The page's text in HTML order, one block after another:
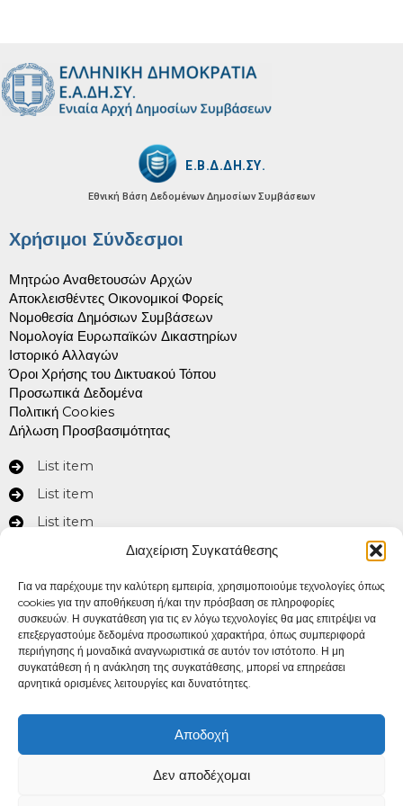
Διαχείριση Συγκατάθεσης
Για να παρέχουμε την καλύτερη εμπειρία, χρησιμοποιούμε τεχνολογίες όπως
cookies για την αποθήκευση ή/και την πρόσβαση σε πληροφορίες
συσκευών. Η συγκατάθεση για τις εν λόγω τεχνολογίες θα μας επιτρέψει να
επεξεργαστούμε δεδομένα προσωπικού χαρακτήρα, όπως συμπεριφορά
περιήγησης ή μοναδικά αναγνωριστικά σε αυτόν τον ιστότοπο. Η μη
συγκατάθεση ή η ανάκληση της συγκατάθεσης, μπορεί να επηρεάσει
αρνητικά ορισμένες λειτουργίες και δυνατότητες.
Αποδοχή
Δεν αποδέχομαι
Ε.Β.Δ.ΔΗ.ΣΥ.
Εθνική Βάση Δεδομένων Δημοσίων Συμβάσεων
Χρήσιμοι Σύνδεσμοι
Μητρώο Αναθετουσών Αρχών
Αποκλεισθέντες Οικονομικοί Φορείς
Νομοθεσία Δημόσιων Συμβάσεων
Νομολογία Ευρωπαϊκών Δικαστηρίων
Ιστορικό Αλλαγών
Όροι Χρήσης του Δικτυακού Τόπου
Προσωπικά Δεδομένα
Πολιτική Cookies
Δήλωση Προσβασιμότητας
List item
List item
List item
Στοιχεία Επικοινωνίας
Δώρου 7-9, ΤΚ:10432 - Αθήνα
eaadhsy@eaadhsy.gr